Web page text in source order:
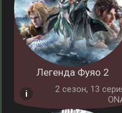
Легенда Фуяо 2
2 cезон, 13